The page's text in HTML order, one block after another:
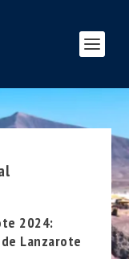
2024:
Lanzarote